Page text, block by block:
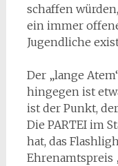
schaffen
ein immer
Jugendliche
Der „lange
hingegen ist
ist der Punkt,
Die PARTEI im
hat, das
Ehrenamtspreis